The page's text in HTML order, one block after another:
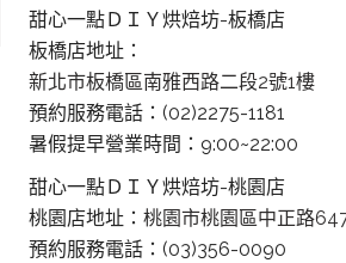
甜心一點ＤＩＹ烘焙坊-板橋店
板橋店地址：
新北市板橋區南雅西路二段2號1樓
預約服務電話：(02)2275-1181
暑假提早營業時間：9:00~22:00
甜心一點ＤＩＹ烘焙坊-桃園店
桃園店地址： 桃園市桃園區中正路
預約服務電話：(03)356-0090